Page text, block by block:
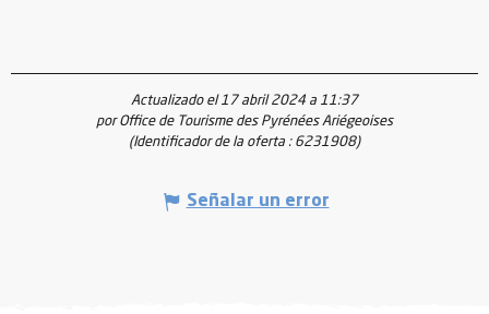
Actualizado el 17 abril 2024 a 11:37
por Office de Tourisme des Pyrénées Ariégeoises
(Identificador de la oferta : 6231908)
Señalar un error